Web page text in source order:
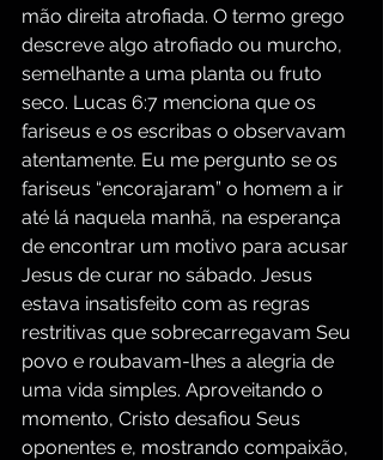
mão direita atrofiada. O termo grego
descreve algo atrofiado ou murcho,
semelhante a uma planta ou fruto
seco. Lucas 6:7 menciona que os
fariseus e os escribas o observavam
atentamente. Eu me pergunto se os
fariseus “encorajaram” o homem a ir
até lá naquela manhã, na esperança
de encontrar um motivo para acusar
Jesus de curar no sábado. Jesus
estava insatisfeito com as regras
restritivas que sobrecarregavam Seu
povo e roubavam-lhes a alegria de
uma vida simples. Aproveitando o
momento, Cristo desafiou Seus
oponentes e, mostrando compaixão,